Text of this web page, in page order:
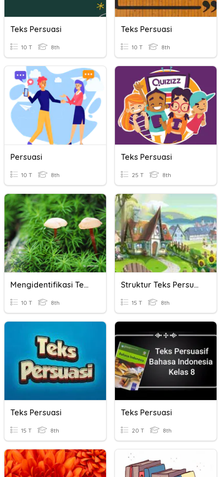
Teks Persuasi
10 T 8th
Teks Persuasi
10 T 8th
Persuasi
10 T 8th
Teks Persuasi
25 T 8th
Mengidentifikasi Teks Persuasi
10 T 8th
Struktur Teks Persuasi
15 T 8th
Teks Persuasi
15 T 8th
Teks Persuasi
20 T 8th